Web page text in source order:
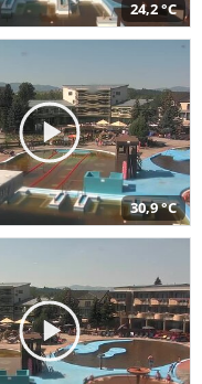
24,2 °C
30,9 °C